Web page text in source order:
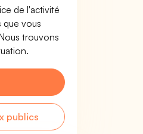
de l'activité
que vous
trouvons
publics